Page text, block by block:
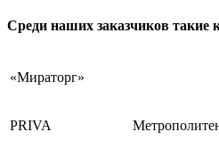
Среди наших заказчиков такие
«Мираторг»
PRIVA